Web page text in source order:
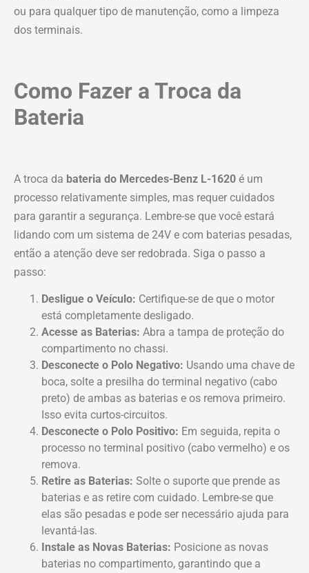
ou para qualquer tipo de manutenção, como a limpeza
dos terminais.
Como Fazer a Troca da
Bateria
A troca da bateria do Mercedes-Benz L-1620 é um
processo relativamente simples, mas requer cuidados
para garantir a segurança. Lembre-se que você estará
lidando com um sistema de 24V e com baterias pesadas,
então a atenção deve ser redobrada. Siga o passo a
passo:
Desligue o Veículo: Certifique-se de que o motor
está completamente desligado.
Acesse as Baterias: Abra a tampa de proteção do
compartimento no chassi.
Desconecte o Polo Negativo: Usando uma chave de
boca, solte a presilha do terminal negativo (cabo
preto) de ambas as baterias e os remova primeiro.
Isso evita curtos-circuitos.
Desconecte o Polo Positivo: Em seguida, repita o
processo no terminal positivo (cabo vermelho) e os
remova.
Retire as Baterias: Solte o suporte que prende as
baterias e as retire com cuidado. Lembre-se que
elas são pesadas e pode ser necessário ajuda para
levantá-las.
Instale as Novas Baterias: Posicione as novas
baterias no compartimento, garantindo que a